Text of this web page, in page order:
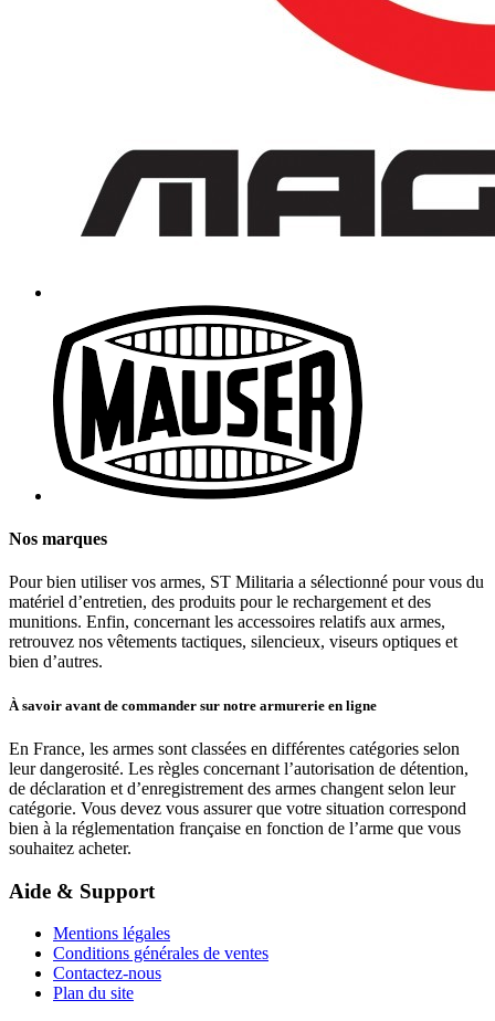
Nos marques
Pour bien utiliser vos armes, ST Militaria a sélectionné pour vous du
matériel d’entretien, des produits pour le rechargement et des
munitions. Enfin, concernant les accessoires relatifs aux armes,
retrouvez nos vêtements tactiques, silencieux, viseurs optiques et
bien d’autres.
À savoir avant de commander sur notre armurerie en ligne
En France, les armes sont classées en différentes catégories selon
leur dangerosité. Les règles concernant l’autorisation de détention,
de déclaration et d’enregistrement des armes changent selon leur
catégorie. Vous devez vous assurer que votre situation correspond
bien à la réglementation française en fonction de l’arme que vous
souhaitez acheter.
Aide & Support
Mentions légales
Conditions générales de ventes
Contactez-nous
Plan du site